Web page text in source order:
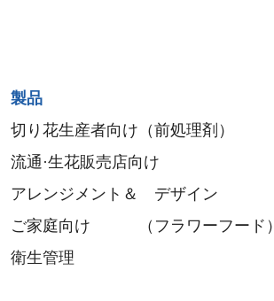
Sitemap
menu
製品
切り花生産者向け（前処理剤）
流通·生花販売店向け
アレンジメント＆ デザイン
ご家庭向け （フラワーフード）
衛生管理